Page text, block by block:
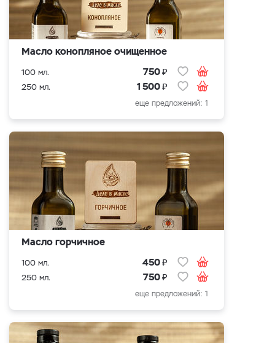
Масло конопляное очищенное
100 мл. 750₽
250 мл. 1 500₽
еще предложений: 1
Масло горчичное
100 мл. 450₽
250 мл. 750₽
еще предложений: 1